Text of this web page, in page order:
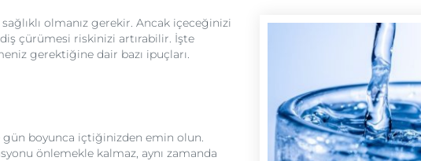
olmanız gerekir. Ancak içeceğinizi
çürümesi riskinizi artırabilir. İşte
gerektiğine dair bazı ipuçları.
boyunca içtiğinizden emin olun.
önlemekle kalmaz, aynı zamanda